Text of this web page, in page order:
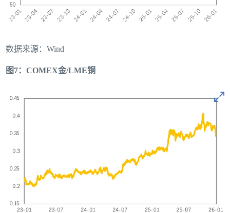
数据来源：Wind
图7：COMEX金/LME铜